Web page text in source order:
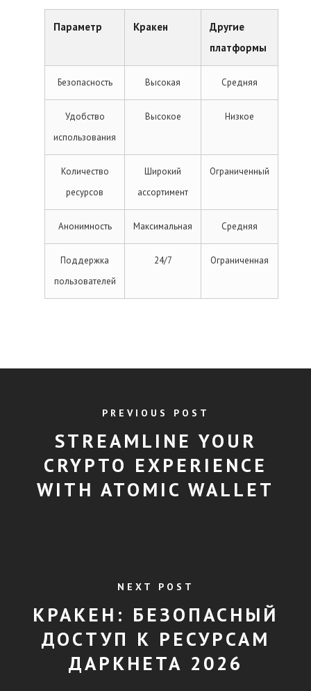
Параметр Кракен
Другие
платформы
Безопасность Высокая Средняя
Удобство
использования
Высокое Низкое
Количество
ресурсов
Широкий
ассортимент
Ограниченный
Анонимность Максимальная Средняя
Поддержка
пользователей
24/7 Ограниченная
PREVIOUS POST
STREAMLINE YOUR
CRYPTO EXPERIENCE
WITH ATOMIC WALLET
NEXT POST
КРАКЕН: БЕЗОПАСНЫЙ
ДОСТУП К РЕСУРСАМ
ДАРКНЕТА 2026